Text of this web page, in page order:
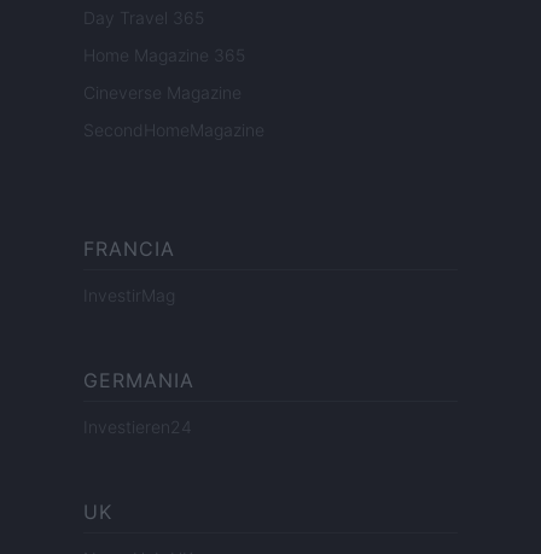
Day Travel 365
Home Magazine 365
Cineverse Magazine
SecondHomeMagazine
FRANCIA
InvestirMag
GERMANIA
Investieren24
UK